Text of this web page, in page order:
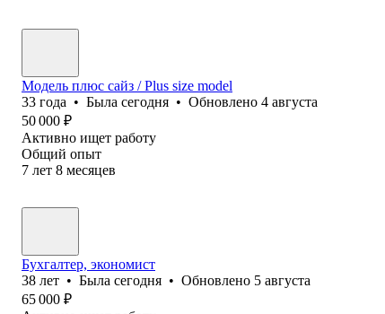
Модель плюс сайз / Plus size model
33 года • Была сегодня • Обновлено 4 августа
50 000 ₽
Активно ищет работу
Общий опыт
7 лет 8 месяцев
Бухгалтер, экономист
38 лет • Была сегодня • Обновлено 5 августа
65 000 ₽